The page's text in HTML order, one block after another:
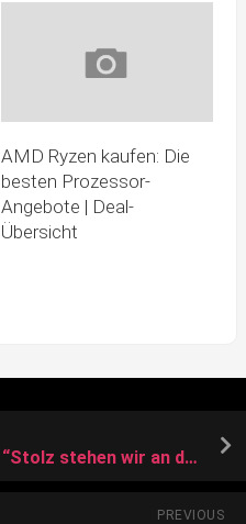
AMD Ryzen kaufen: Die
besten Prozessor-
Angebote | Deal-
Übersicht
Intel im Kampf gegen ARM: “Stolz stehen wir an der Seite von AMD”
PREVIOUS